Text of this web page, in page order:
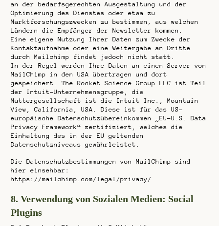
an der bedarfsgerechten Ausgestaltung und der
Optimierung des Dienstes oder etwa zu
Marktforschungszwecken zu bestimmen, aus welchen
Ländern die Empfänger der Newsletter kommen.
Eine eigene Nutzung Ihrer Daten zum Zwecke der
Kontaktaufnahme oder eine Weitergabe an Dritte
durch Mailchimp findet jedoch nicht statt.
In der Regel werden Ihre Daten an einen Server von
MailChimp in den USA übertragen und dort
gespeichert. The Rocket Science Group LLC ist Teil
der Intuit-Unternehmensgruppe, die
Muttergesellschaft ist die Intuit Inc., Mountain
View, California, USA. Diese ist für das US-
europäische Datenschutzübereinkommen „EU-U.S. Data
Privacy Framework“ zertifiziert, welches die
Einhaltung des in der EU geltenden
Datenschutzniveaus gewährleistet.
Die Datenschutzbestimmungen von MailChimp sind
hier einsehbar:
https://mailchimp.com/legal/privacy/
8. Verwendung von Sozialen Medien: Social
Plugins